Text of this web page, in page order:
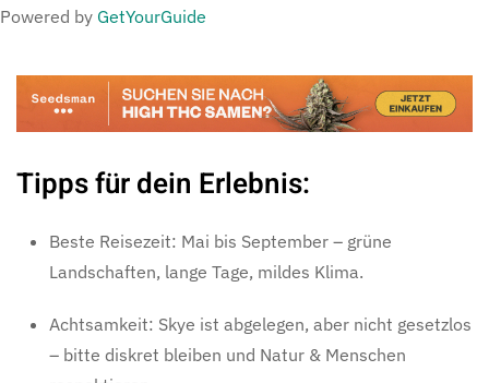
Powered by GetYourGuide
Tipps für dein Erlebnis:
Beste Reisezeit: Mai bis September – grüne
Landschaften, lange Tage, mildes Klima.
Achtsamkeit: Skye ist abgelegen, aber nicht gesetzlos
– bitte diskret bleiben und Natur & Menschen